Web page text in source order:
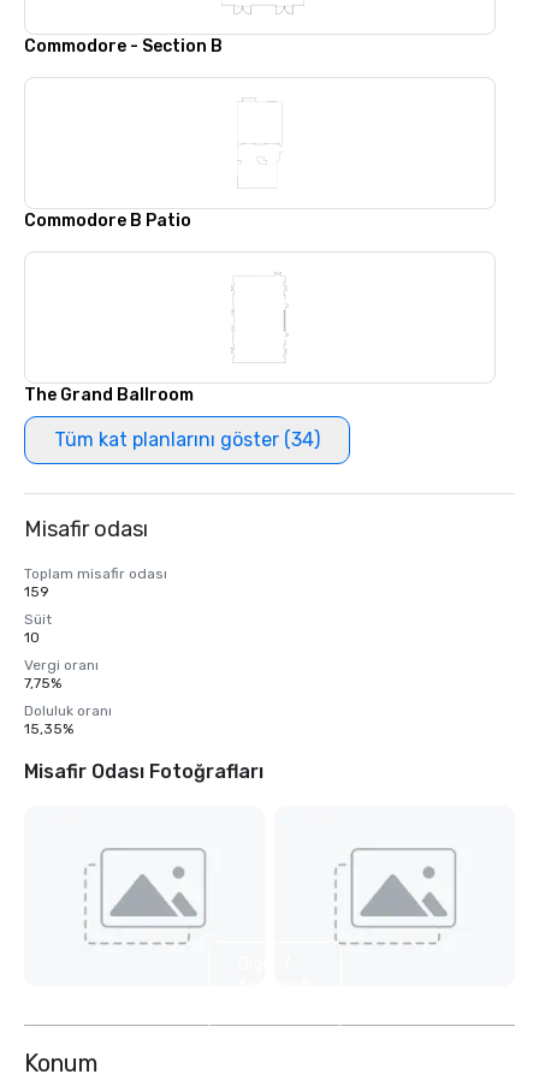
Commodore - Section B
Commodore B Patio
The Grand Ballroom
Tüm kat planlarını göster (34)
Misafir odası
Toplam misafir odası
159
Süit
10
Vergi oranı
7,75%
Doluluk oranı
15,35%
Misafir Odası Fotoğrafları
Konum